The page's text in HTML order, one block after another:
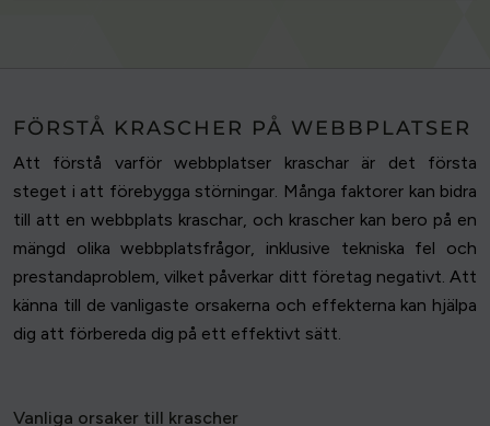
FÖRSTÅ KRASCHER PÅ WEBBPLATSER
Att förstå varför webbplatser kraschar är det första
steget i att förebygga störningar. Många faktorer kan bidra
till att en webbplats kraschar, och krascher kan bero på en
mängd olika webbplatsfrågor, inklusive tekniska fel och
prestandaproblem, vilket påverkar ditt företag negativt. Att
känna till de vanligaste orsakerna och effekterna kan hjälpa
dig att förbereda dig på ett effektivt sätt.
Vanliga orsaker till krascher